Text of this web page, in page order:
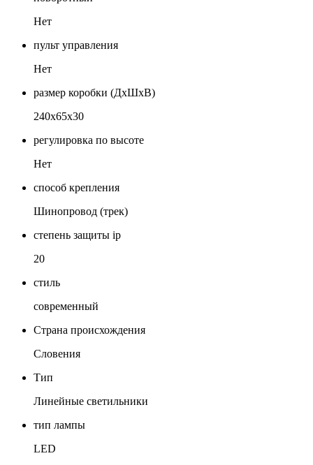
Нет
пульт управления
Нет
размер коробки (ДхШхВ)
240х65х30
регулировка по высоте
Нет
способ крепления
Шинопровод (трек)
степень защиты ip
20
стиль
современный
Страна происхождения
Словения
Тип
Линейные светильники
тип лампы
LED